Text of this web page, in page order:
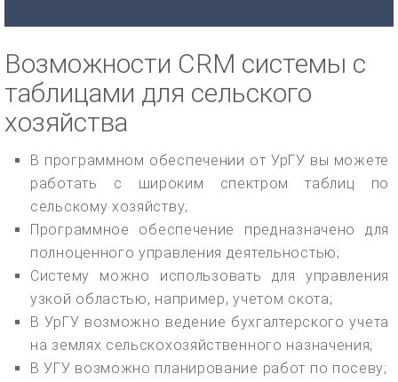
Возможности CRM системы с
таблицами для сельского
хозяйства
В программном обеспечении от УрГУ вы можете
работать с широким спектром таблиц по
сельскому хозяйству;
Программное обеспечение предназначено для
полноценного управления деятельностью;
Систему можно использовать для управления
узкой областью, например, учетом скота;
В УрГУ возможно ведение бухгалтерского учета
на землях сельскохозяйственного назначения;
В УГУ возможно планирование работ по посеву;